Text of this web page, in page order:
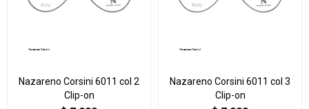
Nazareno Corsini 6011 col 2
Clip-on
Nazareno Corsini 6011 col 3
Clip-on